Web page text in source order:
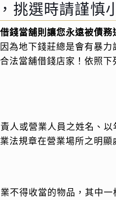
挑選時請謹慎
錢當舖則讓您永遠被債務
為地下錢莊總是會有暴
法當舖借錢店家！依照
人或營業人員之姓名、
法規章在營業場所之明顯
不得收當的物品，其中